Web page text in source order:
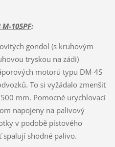
105PF:
gondol (s kruhovým
tryskou na zádi)
motorů typu DM-4S
To si vyžádalo zmenšit
mm. Pomocné urychlovací
napojeny na palivový
v podobě pístového
shodné palivo.